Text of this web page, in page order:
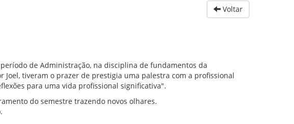
Voltar
de Administração, na disciplina de fundamentos da
tiveram o prazer de prestigia uma palestra com a profissional
para uma vida profissional significativa".
do semestre trazendo novos olhares.